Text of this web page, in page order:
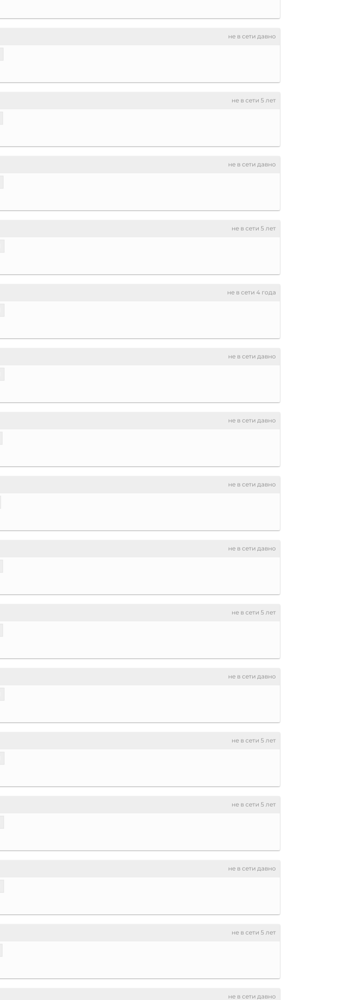
не в сети давно
не в сети 5 лет
не в сети давно
не в сети 5 лет
не в сети 4 года
не в сети давно
не в сети давно
не в сети давно
не в сети давно
не в сети 5 лет
не в сети давно
не в сети 5 лет
не в сети 5 лет
не в сети давно
не в сети 5 лет
не в сети давно